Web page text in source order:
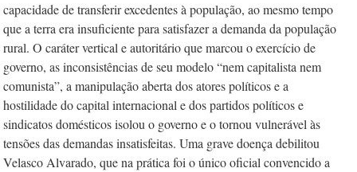
capacidade de transferir excedentes à população, ao mesmo tempo
que a terra era insuficiente para satisfazer a demanda da população
rural. O caráter vertical e autoritário que marcou o exercício de
governo, as inconsistências de seu modelo “nem capitalista nem
comunista”, a manipulação aberta dos atores políticos e a
hostilidade do capital internacional e dos partidos políticos e
sindicatos domésticos isolou o governo e o tornou vulnerável às
tensões das demandas insatisfeitas. Uma grave doença debilitou
Velasco Alvarado, que na prática foi o único oficial convencido a